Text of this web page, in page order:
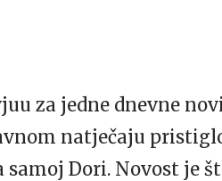
za jedne dnevne
natječaju
Dori. Novost je